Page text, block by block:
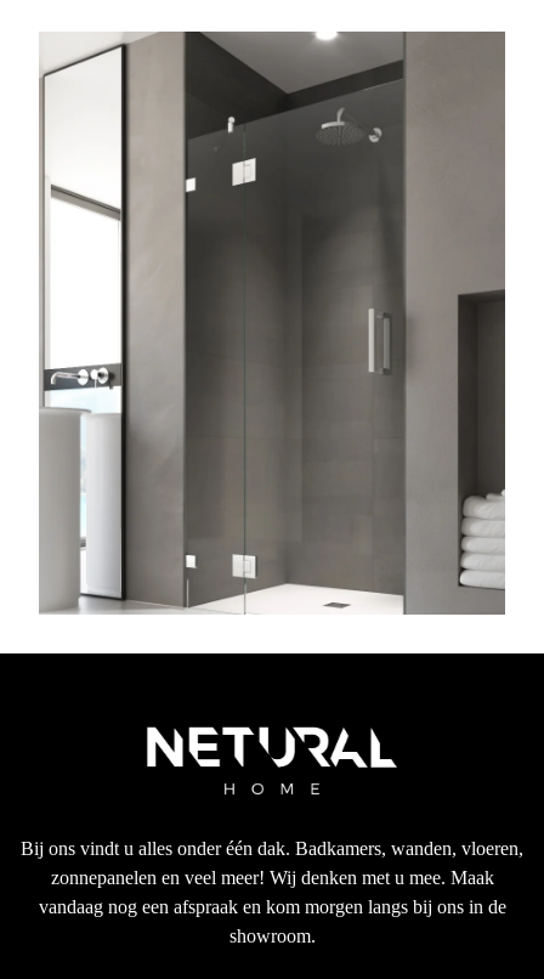
Bij ons vindt u alles onder één dak. Badkamers, wanden, vloeren,
zonnepanelen en veel meer! Wij denken met u mee. Maak
vandaag nog een afspraak en kom morgen langs bij ons in de
showroom.